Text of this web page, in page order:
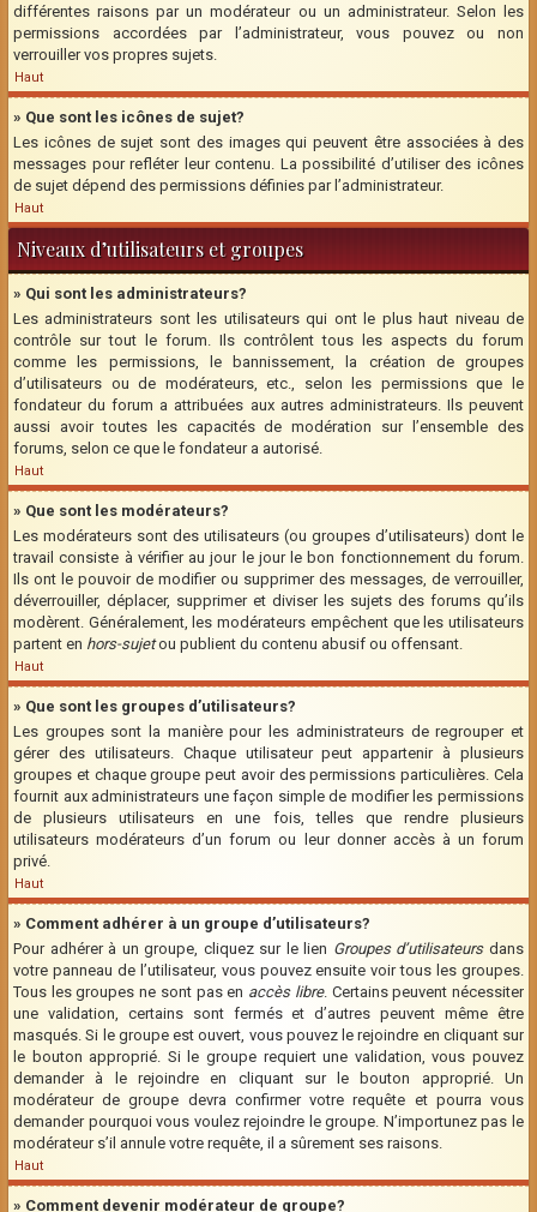
différentes raisons par un modérateur ou un administrateur. Selon les
permissions accordées par l’administrateur, vous pouvez ou non
verrouiller vos propres sujets.
Haut
» Que sont les icônes de sujet?
Les icônes de sujet sont des images qui peuvent être associées à des
messages pour refléter leur contenu. La possibilité d’utiliser des icônes
de sujet dépend des permissions définies par l’administrateur.
Haut
Niveaux d’utilisateurs et groupes
» Qui sont les administrateurs?
Les administrateurs sont les utilisateurs qui ont le plus haut niveau de
contrôle sur tout le forum. Ils contrôlent tous les aspects du forum
comme les permissions, le bannissement, la création de groupes
d’utilisateurs ou de modérateurs, etc., selon les permissions que le
fondateur du forum a attribuées aux autres administrateurs. Ils peuvent
aussi avoir toutes les capacités de modération sur l’ensemble des
forums, selon ce que le fondateur a autorisé.
Haut
» Que sont les modérateurs?
Les modérateurs sont des utilisateurs (ou groupes d’utilisateurs) dont le
travail consiste à vérifier au jour le jour le bon fonctionnement du forum.
Ils ont le pouvoir de modifier ou supprimer des messages, de verrouiller,
déverrouiller, déplacer, supprimer et diviser les sujets des forums qu’ils
modèrent. Généralement, les modérateurs empêchent que les utilisateurs
partent en hors-sujetou publient du contenu abusif ou offensant.
Haut
» Que sont les groupes d’utilisateurs?
Les groupes sont la manière pour les administrateurs de regrouper et
gérer des utilisateurs. Chaque utilisateur peut appartenir à plusieurs
groupes et chaque groupe peut avoir des permissions particulières. Cela
fournit aux administrateurs une façon simple de modifier les permissions
de plusieurs utilisateurs en une fois, telles que rendre plusieurs
utilisateurs modérateurs d’un forum ou leur donner accès à un forum
privé.
Haut
» Comment adhérer à un groupe d’utilisateurs?
Pour adhérer à un groupe, cliquez sur le lien Groupes d’utilisateursdans
votre panneau de l’utilisateur, vous pouvez ensuite voir tous les groupes.
Tous les groupes ne sont pas en accès libre. Certains peuvent nécessiter
une validation, certains sont fermés et d’autres peuvent même être
masqués. Si le groupe est ouvert, vous pouvez le rejoindre en cliquant sur
le bouton approprié. Si le groupe requiert une validation, vous pouvez
demander à le rejoindre en cliquant sur le bouton approprié. Un
modérateur de groupe devra confirmer votre requête et pourra vous
demander pourquoi vous voulez rejoindre le groupe. N’importunez pas le
modérateur s’il annule votre requête, il a sûrement ses raisons.
Haut
» Comment devenir modérateur de groupe?